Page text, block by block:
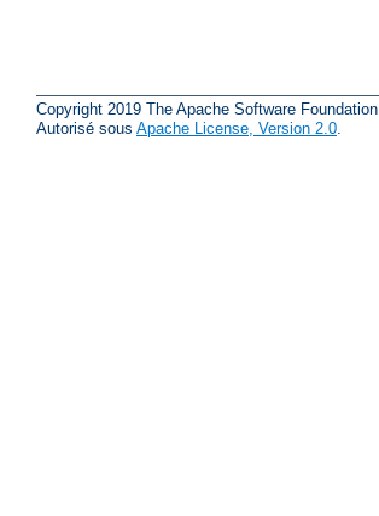
Copyright 2019 The Apache Software Foundation.
Autorisé sous Apache License, Version 2.0